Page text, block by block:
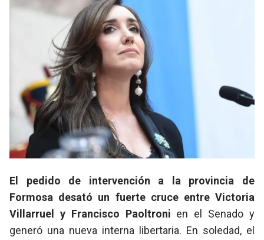
El pedido de intervención a la provincia de
Formosa desató un fuerte cruce entre Victoria
Villarruel y Francisco Paoltroni en el Senado y
generó una nueva interna libertaria. En soledad, el